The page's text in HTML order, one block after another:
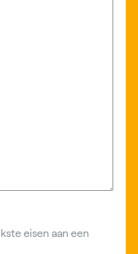
eisen aan een